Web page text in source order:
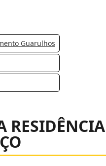
Guarulhos
RESIDÊNCIA